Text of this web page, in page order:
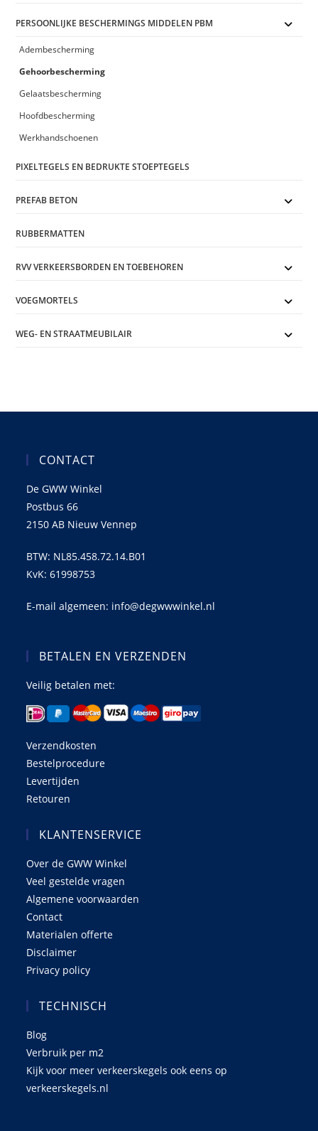
PERSOONLIJKE BESCHERMINGS MIDDELEN PBM
Adembescherming
Gehoorbescherming
Gelaatsbescherming
Hoofdbescherming
Werkhandschoenen
PIXELTEGELS EN BEDRUKTE STOEPTEGELS
PREFAB BETON
RUBBERMATTEN
RVV VERKEERSBORDEN EN TOEBEHOREN
VOEGMORTELS
WEG- EN STRAATMEUBILAIR
CONTACT
De GWW Winkel
Postbus 66
2150 AB Nieuw Vennep
BTW: NL85.458.72.14.B01
KvK: 61998753
E-mail algemeen: info@degwwwinkel.nl
BETALEN EN VERZENDEN
Veilig betalen met:
Verzendkosten
Bestelprocedure
Levertijden
Retouren
KLANTENSERVICE
Over de GWW Winkel
Veel gestelde vragen
Algemene voorwaarden
Contact
Materialen offerte
Disclaimer
Privacy policy
TECHNISCH
Blog
Verbruik per m2
Kijk voor meer verkeerskegels ook eens op
verkeerskegels.nl